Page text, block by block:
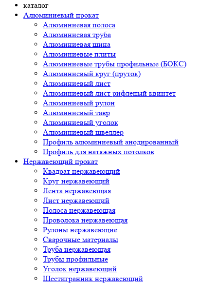
каталог
Алюминиевый прокат
Алюминиевая полоса
Алюминиевая труба
Алюминиевая шина
Алюминиевые плиты
Алюминиевые трубы профильные (БОКС)
Алюминиевый круг (пруток)
Алюминиевый лист
Алюминиевый лист рифленый квинтет
Алюминиевый рулон
Алюминиевый тавр
Алюминиевый уголок
Алюминиевый швеллер
Профиль алюминиевый анодированный
Профиль для натяжных потолков
Нержавеющий прокат
Квадрат нержавеющий
Круг нержавеющий
Лента нержавеющая
Лист нержавеющий
Полоса нержавеющая
Проволока нержавеющая
Рулоны нержавеющие
Сварочные материалы
Труба нержавеющая
Трубы профильные
Уголок нержавеющий
Шестигранник нержавеющий